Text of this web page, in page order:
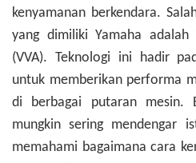
kenyamanan berkendara.
yang dimiliki Yamaha
(VVA). Teknologi ini hadir
untuk memberikan performa
di berbagai putaran mesin.
mungkin sering mendengar
memahami bagaimana cara